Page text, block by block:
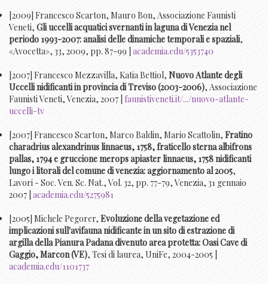
[2009] Francesco Scarton, Mauro Bon, Associazione Faunisti
Veneti, Gli uccelli acquatici svernanti in laguna di Venezia nel
periodo 1993-2007: analisi delle dinamiche temporali e spaziali,
«Avocetta», 33, 2009, pp. 87-99 | academia.edu/5353740
[2007] Francesco Mezzavilla, Katia Bettiol, Nuovo Atlante degli
Uccelli nidificanti in provincia di Treviso (2003-2006), Associazione
Faunisti Veneti, Venezia, 2007 | faunistiveneti.it/.../nuovo-atlante-
uccelli-tv
[2007] Francesco Scarton, Marco Baldin, Mario Scattolin, Fratino
charadrius alexandrinus linnaeus, 1758, fraticello sterna albifrons
pallas, 1794 e gruccione merops apiaster linnaeus, 1758 nidificanti
lungo i litorali del comune di venezia: aggiornamento al 2005,
Lavori - Soc. Ven. Sc. Nat., Vol. 32, pp. 77-79, Venezia, 31 gennaio
2007 | academia.edu/5275981
[2005] Michele Pegorer, Evoluzione della vegetazione ed
implicazioni sull'avifauna nidificante in un sito di estrazione di
argilla della Pianura Padana divenuto area protetta: Oasi Cave di
Gaggio, Marcon (VE), Tesi di laurea, UniFe, 2004-2005 |
academia.edu/1101737